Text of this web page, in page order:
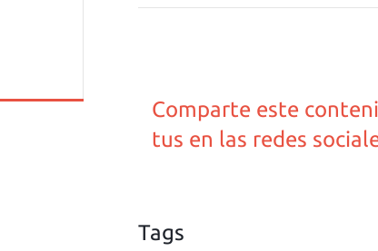
Comparte este
tus en las redes
Tags